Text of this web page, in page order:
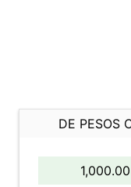
DE PESOS